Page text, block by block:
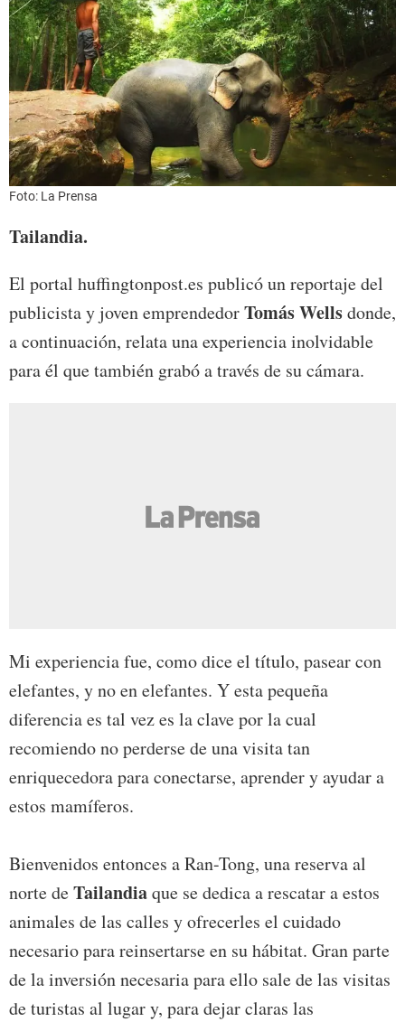
Foto: La Prensa
Tailandia.
El portal huffingtonpost.es publicó un reportaje del
publicista y joven emprendedorTomás Wellsdonde,
a continuación, relata una experiencia inolvidable
para él que también grabó a través de su cámara.
Mi experiencia fue, como dice el título, pasear con
elefantes, y no en elefantes. Y esta pequeña
diferencia es tal vez es la clave por la cual
recomiendo no perderse de una visita tan
enriquecedora para conectarse, aprender y ayudar a
estos mamíferos.
Bienvenidos entonces a Ran-Tong, una reserva al
norte deTailandiaque se dedica a rescatar a estos
animales de las calles y ofrecerles el cuidado
necesario para reinsertarse en su hábitat. Gran parte
de la inversión necesaria para ello sale de las visitas
de turistas al lugar y, para dejar claras las